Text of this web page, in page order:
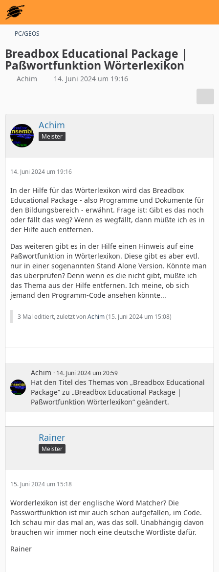
PC/GEOS
Breadbox Educational Package |
Paßwortfunktion Wörterlexikon
Achim 14. Juni 2024 um 19:16
Achim
Meister
14. Juni 2024 um 19:16
In der Hilfe für das Wörterlexikon wird das Breadbox
Educational Package - also Programme und Dokumente für
den Bildungsbereich - erwähnt. Frage ist: Gibt es das noch
oder fällt das weg? Wenn es wegfällt, dann müßte ich es in
der Hilfe auch entfernen.
Das weiteren gibt es in der Hilfe einen Hinweis auf eine
Paßwortfunktion in Wörterlexikon. Diese gibt es aber evtl.
nur in einer sogenannten Stand Alone Version. Könnte man
das überprüfen? Denn wenn es die nicht gibt, müßte ich
das Thema aus der Hilfe entfernen. Ich meine, ob sich
jemand den Programm-Code ansehen könnte...
3 Mal editiert, zuletzt vonAchim(15. Juni 2024 um 15:08)
Achim 14. Juni 2024 um 20:59
Hat den Titel des Themas von „Breadbox Educational
Package“ zu „Breadbox Educational Package |
Paßwortfunktion Wörterlexikon“ geändert.
Rainer
Meister
15. Juni 2024 um 15:18
Worderlexikon ist der englische Word Matcher? Die
Passwortfunktion ist mir auch schon aufgefallen, im Code.
Ich schau mir das mal an, was das soll. Unabhängig davon
brauchen wir immer noch eine deutsche Wortliste dafür.
Rainer